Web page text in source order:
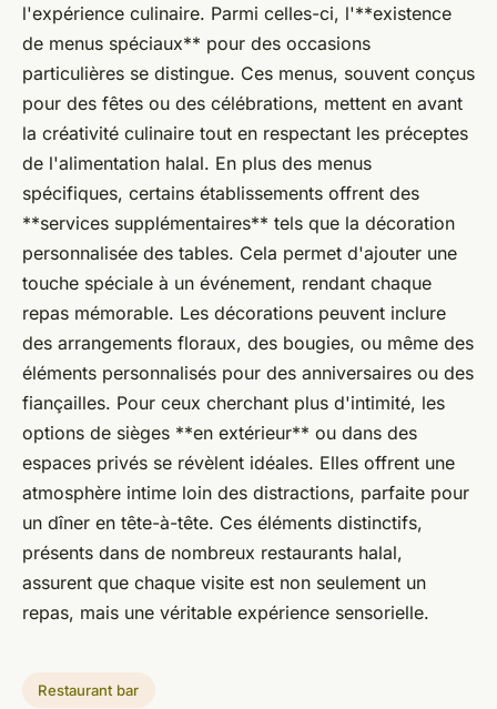
l'expérience culinaire. Parmi celles-ci, l'**existence
de menus spéciaux** pour des occasions
particulières se distingue. Ces menus, souvent conçus
pour des fêtes ou des célébrations, mettent en avant
la créativité culinaire tout en respectant les préceptes
de l'alimentation halal. En plus des menus
spécifiques, certains établissements offrent des
**services supplémentaires** tels que la décoration
personnalisée des tables. Cela permet d'ajouter une
touche spéciale à un événement, rendant chaque
repas mémorable. Les décorations peuvent inclure
des arrangements floraux, des bougies, ou même des
éléments personnalisés pour des anniversaires ou des
fiançailles. Pour ceux cherchant plus d'intimité, les
options de sièges **en extérieur** ou dans des
espaces privés se révèlent idéales. Elles offrent une
atmosphère intime loin des distractions, parfaite pour
un dîner en tête-à-tête. Ces éléments distinctifs,
présents dans de nombreux restaurants halal,
assurent que chaque visite est non seulement un
repas, mais une véritable expérience sensorielle.
Restaurant bar